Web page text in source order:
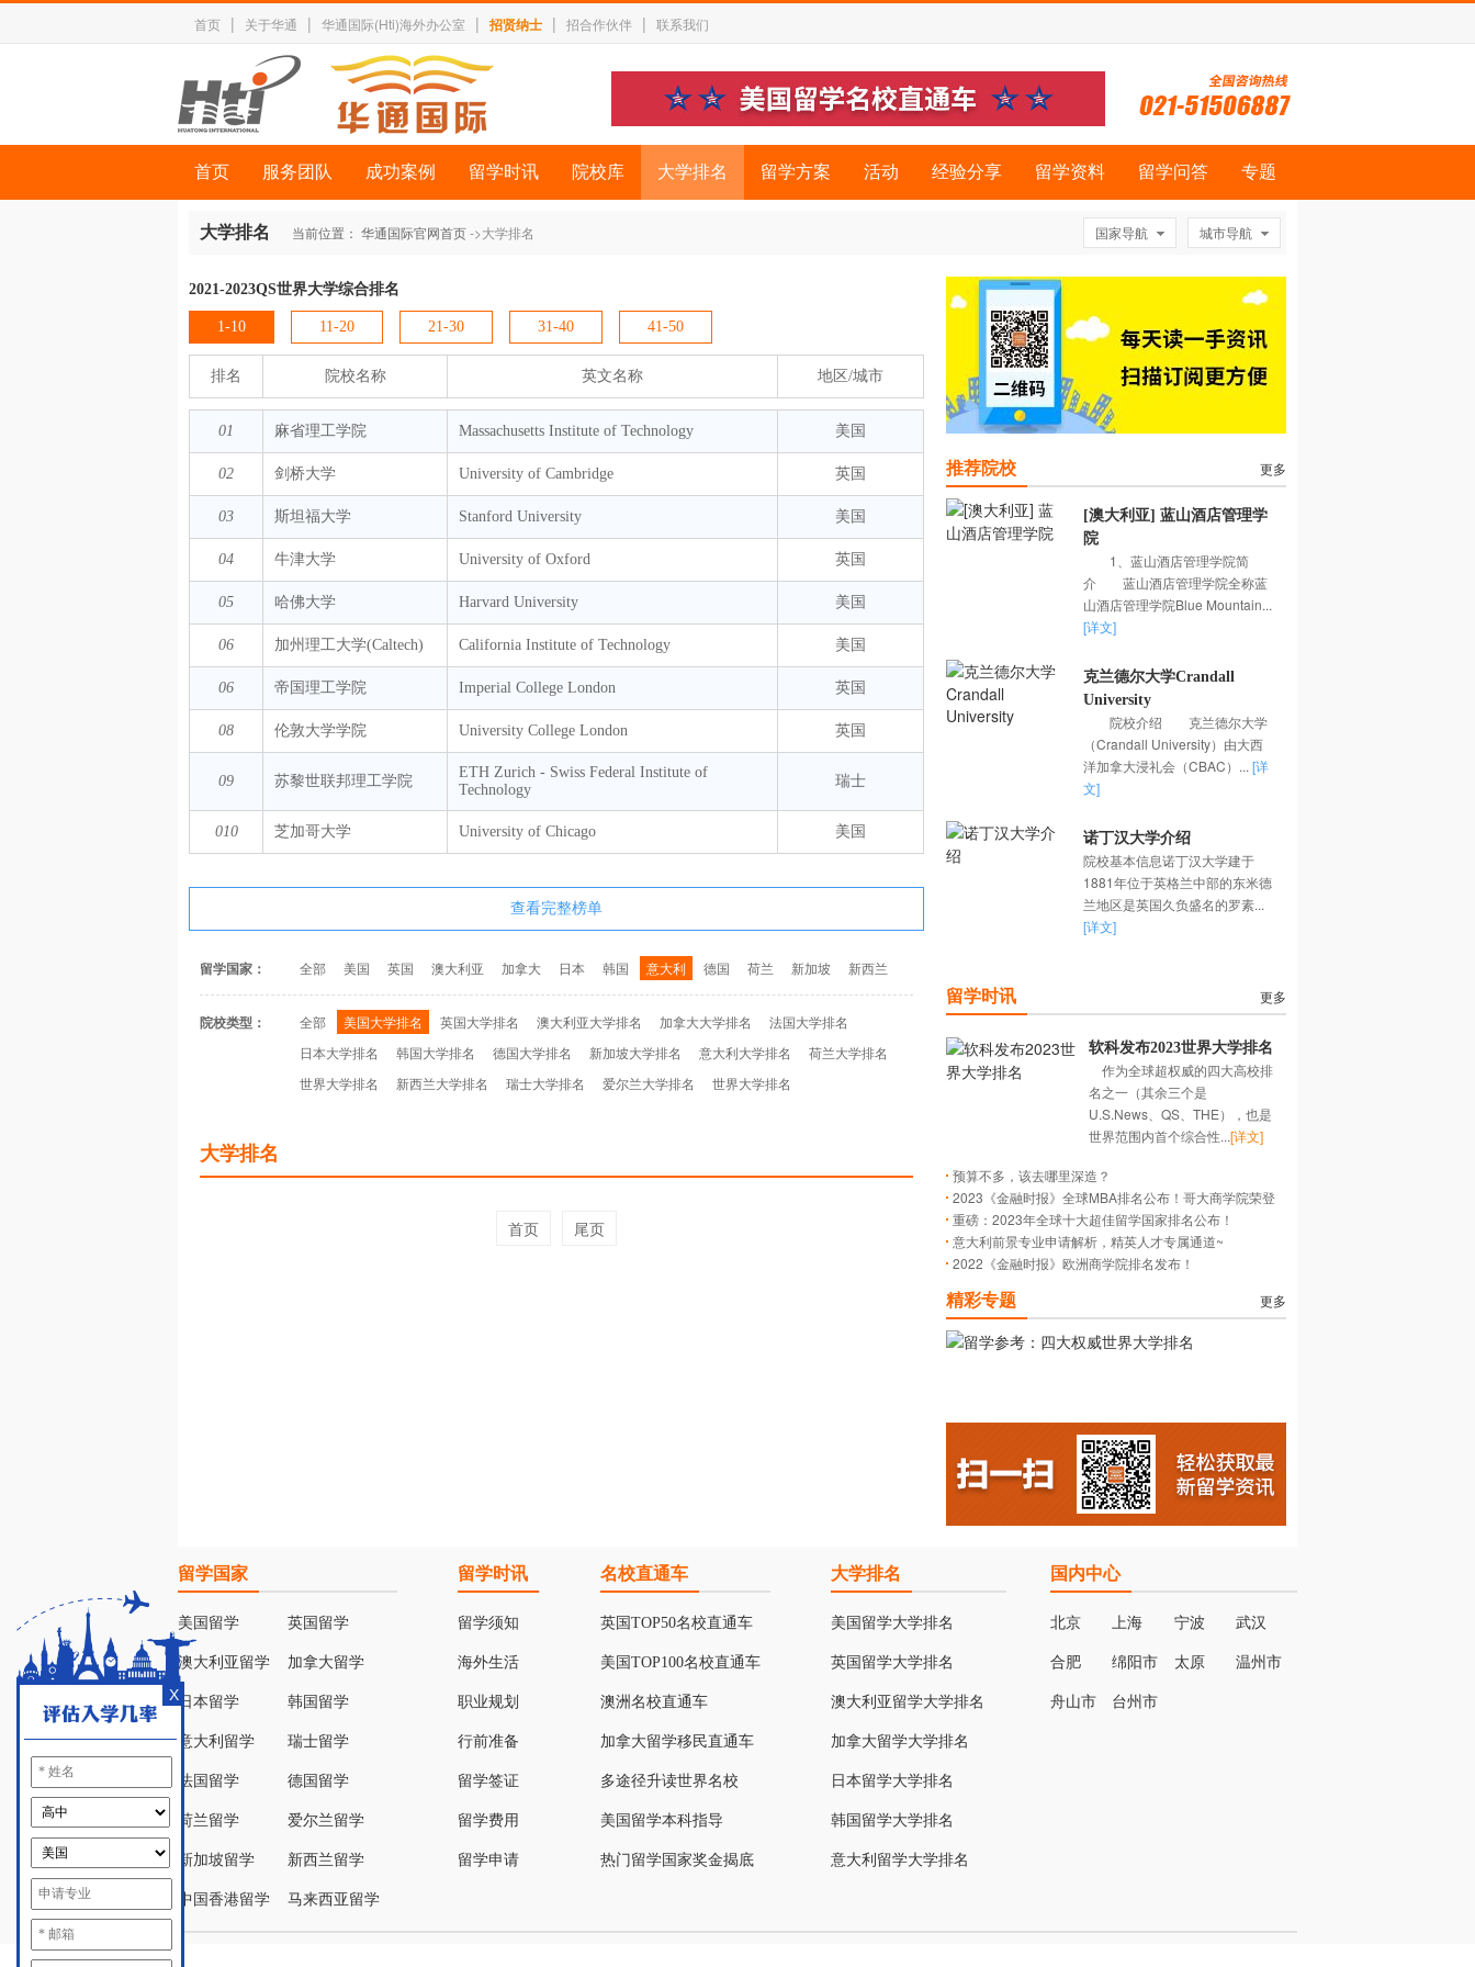
首页 | 关于华通 | 华通国际(Hti)海外办公室 | 招贤纳士 | 招合作伙伴 | 联系我们
首页 服务团队 成功案例 留学时讯 院校库 大学排名 留学方案 活动 经验分享 留学资料 留学问答 专题
大学排名 国家导航 城市导航
当前位置： 华通国际官网首页->大学排名
2021-2023QS世界大学综合排名
1-10 11-20 21-30 31-40 41-50
排名 院校名称 英文名称 地区/城市
01 麻省理工学院 Massachusetts Institute of Technology 美国
02 剑桥大学 University of Cambridge 英国
03 斯坦福大学 Stanford University 美国
04 牛津大学 University of Oxford 英国
05 哈佛大学 Harvard University 美国
06 加州理工大学(Caltech) California Institute of Technology 美国
06 帝国理工学院 Imperial College London 英国
08 伦敦大学学院 University College London 英国
09 苏黎世联邦理工学院
ETH Zurich - Swiss Federal Institute of
Technology
瑞士
010 芝加哥大学 University of Chicago 美国
查看完整榜单
留学国家： 全部 美国 英国 澳大利亚 加拿大 日本 韩国 意大利 德国 荷兰 新加坡 新西兰
院校类型： 全部 美国大学排名 英国大学排名 澳大利亚大学排名 加拿大大学排名
法国大学排名
日本大学排名
韩国大学排名 德国大学排名 新加坡大学排名 意大利大学排名
荷兰大学排名
世界大学排名
新西兰大学排名 瑞士大学排名 爱尔兰大学排名 世界大学排名
大学排名
首页 尾页
推荐院校 更多
[澳大利亚] 蓝山酒店管理学
院
1、蓝山酒店管理学院简
介 蓝山酒店管理学院全称蓝
山酒店管理学院Blue Mountain...
[详文]
克兰德尔大学Crandall
University
院校介绍 克兰德尔大学
（Crandall University）由大西
洋加拿大浸礼会（CBAC）... [详
文]
诺丁汉大学介绍
院校基本信息诺丁汉大学建于
1881年位于英格兰中部的东米德
兰地区是英国久负盛名的罗素...
[详文]
留学时讯 更多
软科发布2023世界大学排名
作为全球超权威的四大高校排
名之一（其余三个是
U.S.News、QS、THE），也是
世界范围内首个综合性...[详文]
预算不多，该去哪里深造？
2023《金融时报》全球MBA排名公布！哥大商学院荣登
榜首！
重磅：2023年全球十大超佳留学国家排名公布！
意大利前景专业申请解析，精英人才专属通道~
2022《金融时报》欧洲商学院排名发布！
精彩专题
更多
X
留学国家
美国留学 英国留学
澳大利亚留学 加拿大留学
日本留学 韩国留学
意大利留学 瑞士留学
法国留学 德国留学
荷兰留学 爱尔兰留学
新加坡留学 新西兰留学
中国香港留学 马来西亚留学
留学时讯
留学须知
海外生活
职业规划
行前准备
留学签证
留学费用
留学申请
名校直通车
英国TOP50名校直通车
美国TOP100名校直通车
澳洲名校直通车
加拿大留学移民直通车
多途径升读世界名校
美国留学本科指导
热门留学国家奖金揭底
大学排名
美国留学大学排名
英国留学大学排名
澳大利亚留学大学排名
加拿大留学大学排名
日本留学大学排名
韩国留学大学排名
意大利留学大学排名
国内中心
北京 上海 宁波 武汉
合肥 绵阳市 太原 温州市
舟山市 台州市